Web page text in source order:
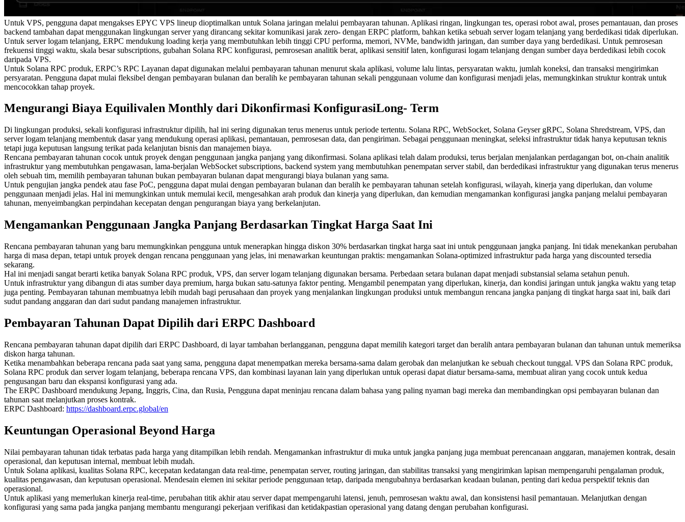
Untuk VPS, pengguna dapat mengakses EPYC VPS lineup dioptimalkan untuk Solana jaringan melalui pembayaran tahunan. Aplikasi ringan, lingkungan tes, operasi robot awal, proses pemantauan, dan proses
backend tambahan dapat menggunakan lingkungan server yang dirancang sekitar komunikasi jarak zero- dengan ERPC platform, bahkan ketika sebuah server logam telanjang yang berdedikasi tidak diperlukan.
Untuk server logam telanjang, ERPC mendukung loading kerja yang membutuhkan lebih tinggi CPU performa, memori, NVMe, bandwidth jaringan, dan sumber daya yang berdedikasi. Untuk pemrosesan
frekuensi tinggi waktu, skala besar subscriptions, gubahan Solana RPC konfigurasi, pemrosesan analitik berat, aplikasi sensitif laten, konfigurasi logam telanjang dengan sumber daya berdedikasi lebih cocok
daripada VPS.
Untuk Solana RPC produk, ERPC’s RPC Layanan dapat digunakan melalui pembayaran tahunan menurut skala aplikasi, volume lalu lintas, persyaratan waktu, jumlah koneksi, dan transaksi mengirimkan
persyaratan. Pengguna dapat mulai fleksibel dengan pembayaran bulanan dan beralih ke pembayaran tahunan sekali penggunaan volume dan konfigurasi menjadi jelas, memungkinkan struktur kontrak untuk
mencocokkan tahap proyek.
Mengurangi Biaya Equilivalen Monthly dari Dikonfirmasi KonfigurasiLong- Term
Di lingkungan produksi, sekali konfigurasi infrastruktur dipilih, hal ini sering digunakan terus menerus untuk periode tertentu. Solana RPC, WebSocket, Solana Geyser gRPC, Solana Shredstream, VPS, dan
server logam telanjang membentuk dasar yang mendukung operasi aplikasi, pemantauan, pemrosesan data, dan pengiriman. Sebagai penggunaan meningkat, seleksi infrastruktur tidak hanya keputusan teknis
tetapi juga keputusan langsung terikat pada kelanjutan bisnis dan manajemen biaya.
Rencana pembayaran tahunan cocok untuk proyek dengan penggunaan jangka panjang yang dikonfirmasi. Solana aplikasi telah dalam produksi, terus berjalan menjalankan perdagangan bot, on-chain analitik
infrastruktur yang membutuhkan pengawasan, lama-berjalan WebSocket subscriptions, backend system yang membutuhkan penempatan server stabil, dan berdedikasi infrastruktur yang digunakan terus menerus
oleh sebuah tim, memilih pembayaran tahunan bukan pembayaran bulanan dapat mengurangi biaya bulanan yang sama.
Untuk pengujian jangka pendek atau fase PoC, pengguna dapat mulai dengan pembayaran bulanan dan beralih ke pembayaran tahunan setelah konfigurasi, wilayah, kinerja yang diperlukan, dan volume
penggunaan menjadi jelas. Hal ini memungkinkan untuk memulai kecil, mengesahkan arah produk dan kinerja yang diperlukan, dan kemudian mengamankan konfigurasi jangka panjang melalui pembayaran
tahunan, menyeimbangkan perpindahan kecepatan dengan pengurangan biaya yang berkelanjutan.
Mengamankan Penggunaan Jangka Panjang Berdasarkan Tingkat Harga Saat Ini
Rencana pembayaran tahunan yang baru memungkinkan pengguna untuk menerapkan hingga diskon 30% berdasarkan tingkat harga saat ini untuk penggunaan jangka panjang. Ini tidak menekankan perubahan
harga di masa depan, tetapi untuk proyek dengan rencana penggunaan yang jelas, ini menawarkan keuntungan praktis: mengamankan Solana-optimized infrastruktur pada harga yang discounted tersedia
sekarang.
Hal ini menjadi sangat berarti ketika banyak Solana RPC produk, VPS, dan server logam telanjang digunakan bersama. Perbedaan setara bulanan dapat menjadi substansial selama setahun penuh.
Untuk infrastruktur yang dibangun di atas sumber daya premium, harga bukan satu-satunya faktor penting. Mengambil penempatan yang diperlukan, kinerja, dan kondisi jaringan untuk jangka waktu yang tetap
juga penting. Pembayaran tahunan membuatnya lebih mudah bagi perusahaan dan proyek yang menjalankan lingkungan produksi untuk membangun rencana jangka panjang di tingkat harga saat ini, baik dari
sudut pandang anggaran dan dari sudut pandang manajemen infrastruktur.
Pembayaran Tahunan Dapat Dipilih dari ERPC Dashboard
Rencana pembayaran tahunan dapat dipilih dari ERPC Dashboard, di layar tambahan berlangganan, pengguna dapat memilih kategori target dan beralih antara pembayaran bulanan dan tahunan untuk memeriksa
diskon harga tahunan.
Ketika menambahkan beberapa rencana pada saat yang sama, pengguna dapat menempatkan mereka bersama-sama dalam gerobak dan melanjutkan ke sebuah checkout tunggal. VPS dan Solana RPC produk,
Solana RPC produk dan server logam telanjang, beberapa rencana VPS, dan kombinasi layanan lain yang diperlukan untuk operasi dapat diatur bersama-sama, membuat aliran yang cocok untuk kedua
pengusangan baru dan ekspansi konfigurasi yang ada.
The ERPC Dashboard mendukung Jepang, Inggris, Cina, dan Rusia, Pengguna dapat meninjau rencana dalam bahasa yang paling nyaman bagi mereka dan membandingkan opsi pembayaran bulanan dan
tahunan saat melanjutkan proses kontrak.
ERPC Dashboard: https://dashboard.erpc.global/en
Keuntungan Operasional Beyond Harga
Nilai pembayaran tahunan tidak terbatas pada harga yang ditampilkan lebih rendah. Mengamankan infrastruktur di muka untuk jangka panjang juga membuat perencanaan anggaran, manajemen kontrak, desain
operasional, dan keputusan internal, membuat lebih mudah.
Untuk Solana aplikasi, kualitas Solana RPC, kecepatan kedatangan data real-time, penempatan server, routing jaringan, dan stabilitas transaksi yang mengirimkan lapisan mempengaruhi pengalaman produk,
kualitas pengawasan, dan keputusan operasional. Mendesain elemen ini sekitar periode penggunaan tetap, daripada mengubahnya berdasarkan keadaan bulanan, penting dari kedua perspektif teknis dan
operasional.
Untuk aplikasi yang memerlukan kinerja real-time, perubahan titik akhir atau server dapat mempengaruhi latensi, jenuh, pemrosesan waktu awal, dan konsistensi hasil pemantauan. Melanjutkan dengan
konfigurasi yang sama pada jangka panjang membantu mengurangi pekerjaan verifikasi dan ketidakpastian operasional yang datang dengan perubahan konfigurasi.